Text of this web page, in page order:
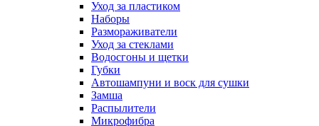
Уход за пластиком
Наборы
Размораживатели
Уход за стеклами
Водосгоны и щетки
Губки
Автошампуни и воск для сушки
Замша
Распылители
Микрофибра